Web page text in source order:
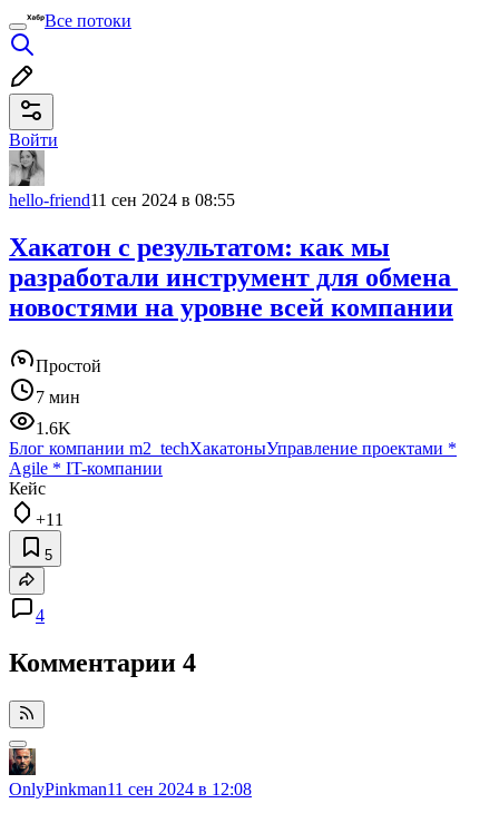
Все потоки
Войти
hello-friend11 сен 2024 в 08:55
Хакатон с результатом: как мы
разработали инструмент для обмена
новостями на уровне всей компании
Простой
7 мин
1.6K
Блог компании m2_techХакатоныУправление проектами *
Agile * IT-компании
Кейс
+11
5
4
Комментарии 4
OnlyPinkman11 сен 2024 в 12:08